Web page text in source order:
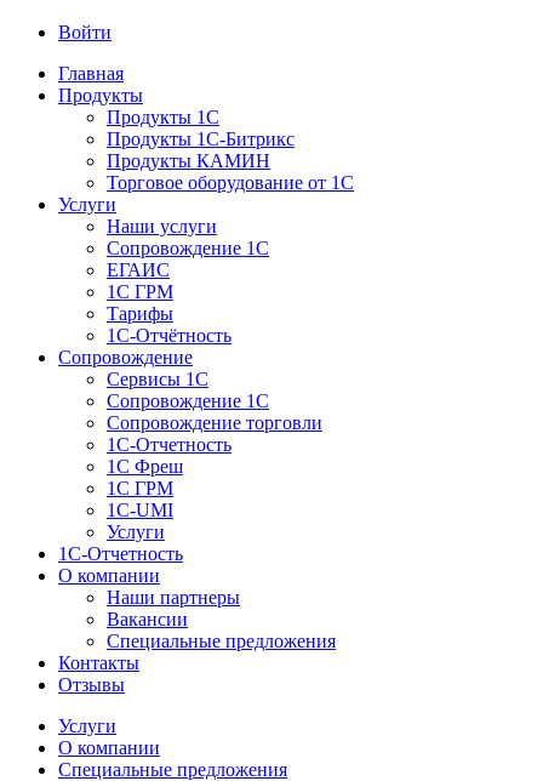
Войти
Главная
Продукты
Продукты 1С
Продукты 1С-Битрикс
Продукты КАМИН
Торговое оборудование от 1С
Услуги
Наши услуги
Сопровождение 1С
ЕГАИС
1С ГРМ
Тарифы
1С-Отчётность
Сопровождение
Сервисы 1С
Сопровождение 1С
Сопровождение торговли
1С-Отчетность
1С Фреш
1С ГРМ
1C-UMI
Услуги
1С-Отчетность
О компании
Наши партнеры
Вакансии
Специальные предложения
Контакты
Отзывы
Услуги
О компании
Специальные предложения